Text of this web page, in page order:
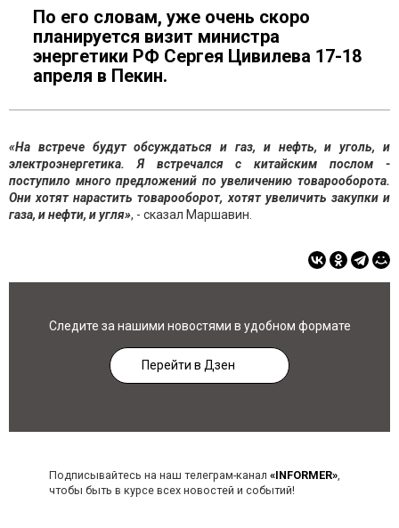
По его словам, уже очень скоро
планируется визит министра
энергетики РФ Сергея Цивилева 17-18
апреля в Пекин.
«На встрече будут обсуждаться и газ, и нефть, и уголь, и
электроэнергетика. Я встречался с китайским послом -
поступило много предложений по увеличению товарооборота.
Они хотят нарастить товарооборот, хотят увеличить закупки и
газа, и нефти, и угля», - сказал Маршавин.
Следите за нашими новостями в удобном формате
Перейти в Дзен
Подписывайтесь на наш телеграм-канал «INFORMER»,
чтобы быть в курсе всех новостей и событий!